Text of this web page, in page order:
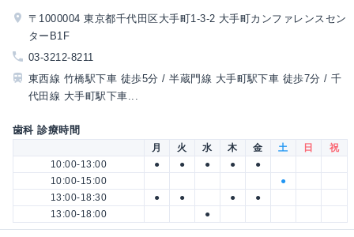
〒1000004 東京都千代田区大手町1-3-2 大手町カンファレンスセン
ターB1F
03-3212-8211
東西線 竹橋駅下車 徒歩5分 / 半蔵門線 大手町駅下車 徒歩7分 / 千
代田線 大手町駅下車...
歯科 診療時間
月 火 水 木 金 土 日
祝
10:00-13:00
● ● ● ●
●
10:00-15:00
●
13:00-18:30
● ● ●
●
13:00-18:00
●